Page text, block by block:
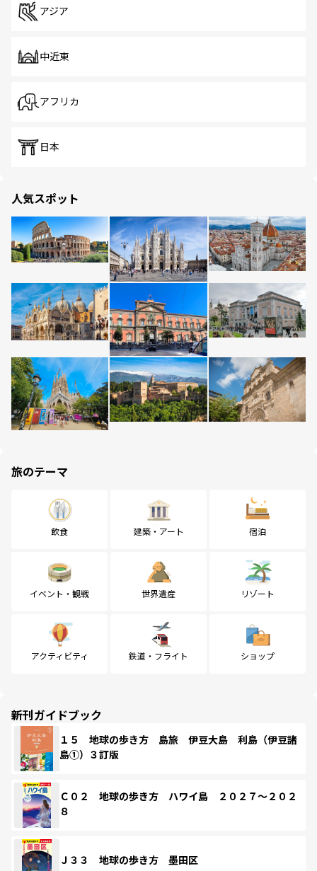
アジア
中近東
アフリカ
日本
人気スポット
旅のテーマ
飲食 建築・アート 宿泊
イベント・観戦 世界遺産 リゾート
アクティビティ 鉄道・フライト ショップ
新刊ガイドブック
１５ 地球の歩き方 島旅 伊豆大島 利島（伊豆諸
島①）３訂版
Ｃ０２ 地球の歩き方 ハワイ島 ２０２７～２０２
８
Ｊ３３ 地球の歩き方 墨田区